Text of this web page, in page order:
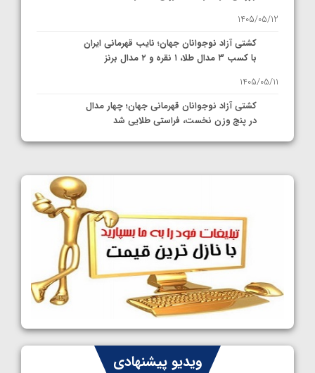
1405/05/12
کشتی آزاد نوجوانان جهان؛ نایب قهرمانی ایران
با کسب ۳ مدال طلا، ۱ نقره و ۲ مدال برنز
1405/05/11
کشتی آزاد نوجوانان قهرمانی جهان؛ چهار مدال
در پنج وزن نخست، فراستی طلایی شد
1405/05/11
کشتی آزاد نوجوانان جهان؛ رقبای نمایندگان
ایران مشخص شدند
1405/05/08
کشتی فرنگی نوجوانان جهان؛ سکوی تیمی
سوم برای ایران
1405/05/07
ایران چشم به راه چهار مدال در پنج وزن دوم
ویدیو پیشنهادی